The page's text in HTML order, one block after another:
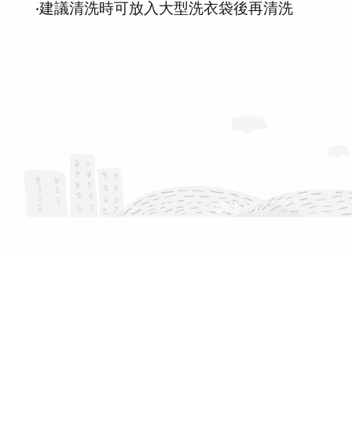
‧建議清洗時可放入大型洗衣袋後再清洗
網站 FAQ